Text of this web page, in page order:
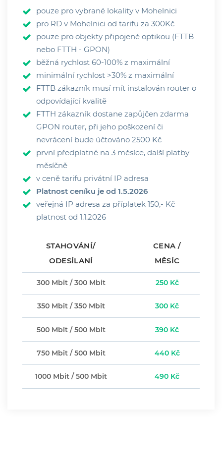
pouze pro vybrané lokality v Mohelnici
pro RD v Mohelnici od tarifu za 300Kč
pouze pro objekty připojené optikou (FTTB
nebo FTTH - GPON)
běžná rychlost 60-100% z maximální
minimální rychlost >30% z maximální
FTTB zákazník musí mít instalován router o
odpovídající kvalitě
FTTH zákazník dostane zapůjčen zdarma
GPON router, při jeho poškození či
nevrácení bude účtováno 2500 Kč
první předplatné na 3 měsíce, další platby
měsíčně
v ceně tarifu privátní IP adresa
Platnost ceníku je od 1.5.2026
veřejná IP adresa za příplatek 150,- Kč
platnost od 1.1.2026
STAHOVÁNÍ/
ODESÍLANÍ
CENA /
MĚSÍC
300 Mbit / 300 Mbit 250 Kč
350 Mbit / 350 Mbit 300 Kč
500 Mbit / 500 Mbit 390 Kč
750 Mbit / 500 Mbit 440 Kč
1000 Mbit / 500 Mbit 490 Kč